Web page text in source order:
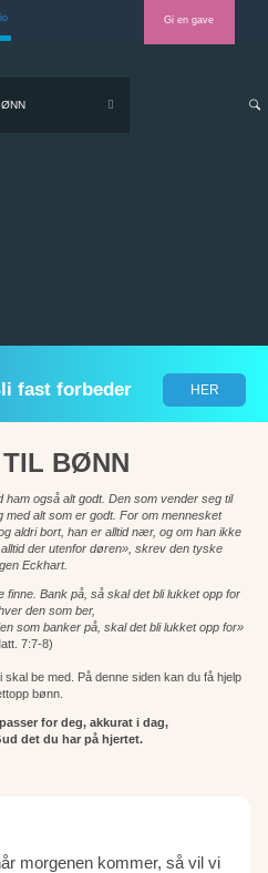
Gi en gave
fast forbeder HER
BØNN
også alt godt. Den som vender seg til
med alt som er godt. For om mennesket
aldri bort, han er alltid nær, og om han ikke
der utenfor døren», skrev den tyske
Eckhart.
Bank på, så skal det bli lukket opp for
den som ber,
som banker på, skal det bli lukket opp for»
7:7-8)
be med. På denne siden kan du få hjelp
bønn.
for deg, akkurat i dag,
det du har på hjertet.
morgenen kommer, så vil vi